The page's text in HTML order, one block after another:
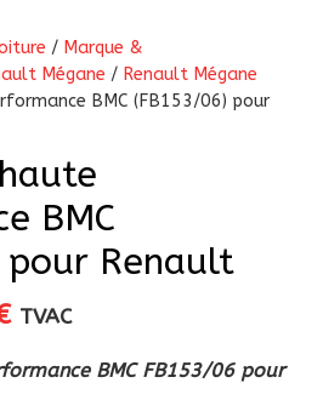
/ Marque &
Mégane / Renault Mégane
BMC (FB153/06) pour
BMC
pour Renault
Le
actuel
TVAC
BMC FB153/06 pour